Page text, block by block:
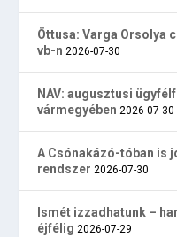
Öttusa: Varga Orsolya
vb-n 2026-07-30
NAV: augusztusi
vármegyében 2026-07-30
A Csónakázó-tóban is
rendszer 2026-07-30
Ismét izzadhatunk –
éjfélig 2026-07-29